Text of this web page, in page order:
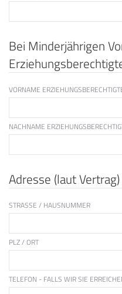
Bei Minderjährigen
VORNAME
NACHNAME
Adresse (laut Vertrag)
STRASSE / HAUSNUMMER
PLZ / ORT
TELEFON - FALLS WIR SIE